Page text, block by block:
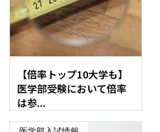
【倍率トップ10大学も】
医学部受験において倍率
は参...